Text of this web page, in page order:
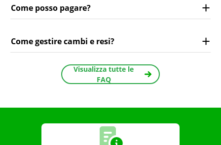
Come posso pagare?
Come gestire cambi e resi?
Visualizza tutte le
FAQ